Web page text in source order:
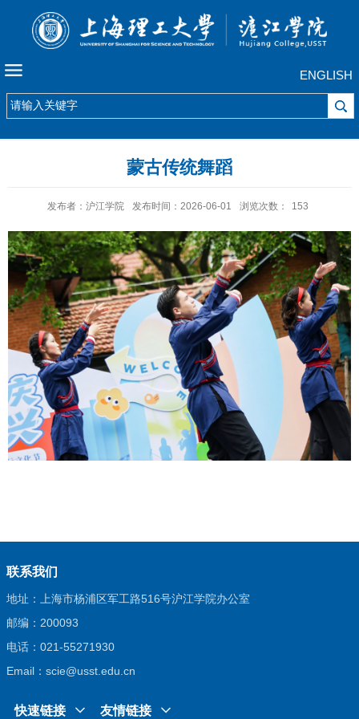
ENGLISH
蒙古传统舞蹈
发布者：沪江学院 发布时间：2026-06-01 浏览次数： 153
联系我们
地址：上海市杨浦区军工路516号沪江学院办公室
邮编：200093
电话：021-55271930
Email：scie@usst.edu.cn
快速链接 友情链接